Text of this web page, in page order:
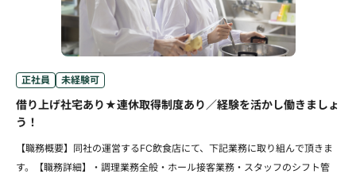
正社員 未経験可
借り上げ社宅あり★連休取得制度あり／経験を活かし働きましょ
う！
【職務概要】同社の運営するFC飲食店にて、下記業務に取り組んで頂きま
す。【職務詳細】・調理業務全般・ホール接客業務・スタッフのシフト管